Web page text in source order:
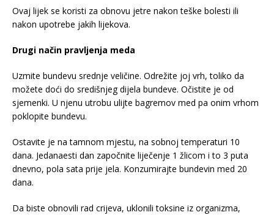
Ovaj lijek se koristi za obnovu jetre nakon teške bolesti ili
nakon upotrebe jakih lijekova.
Drugi način pravljenja meda
Uzmite bundevu srednje veličine. Odrežite joj vrh, toliko da
možete doći do središnjeg dijela bundeve. Očistite je od
sjemenki. U njenu utrobu ulijte bagremov med pa onim vrhom
poklopite bundevu.
Ostavite je na tamnom mjestu, na sobnoj temperaturi 10
dana. Jedanaesti dan započnite liječenje 1 žlicom i to 3 puta
dnevno, pola sata prije jela. Konzumirajte bundevin med 20
dana.
Da biste obnovili rad crijeva, uklonili toksine iz organizma,